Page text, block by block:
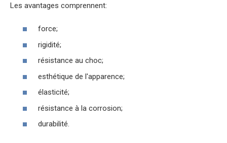
Les avantages comprennent:
force;
rigidité;
résistance au choc;
esthétique de l'apparence;
élasticité;
résistance à la corrosion;
durabilité.